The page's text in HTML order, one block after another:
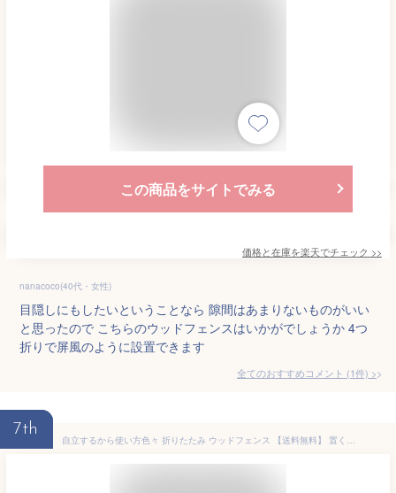
この商品をサイトでみる
価格と在庫を楽天でチェック >>
nanacoco(40代・女性)
目隠しにもしたいということなら 隙間はあまりないものがいい
と思ったので こちらのウッドフェンスはいかがでしょうか 4つ
折りで屏風のように設置できます
全てのおすすめコメント (1件) >
7th
自立するから使い方色々 折りたたみ ウッドフェンス 【送料無料】 置くだけ おしゃれ 木製 ミニフェンス 天然木 ガーデニング 庭 2つ折り エクステリア 園芸 置き型 花壇 柵 縦張り 縦板 間仕切り 自立